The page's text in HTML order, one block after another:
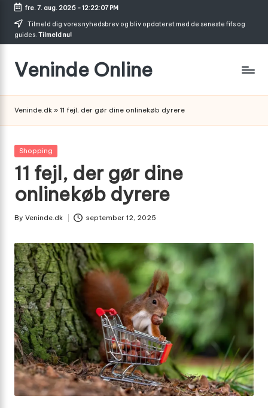
Skip
fre. 7. aug. 2026-12:22:08 PM
Tilmeld dig vores nyhedsbrev og bliv opdateret med de seneste fifs og
guides. Tilmeld nu!
Veninde Online
inspiration
Veninde.dk » 11 fejl, der gør dine onlinekøb dyrere
Posted
Shopping
11 fejl, der gør dine
onlinekøb dyrere
Posted
By Veninde.dk september 12, 2025